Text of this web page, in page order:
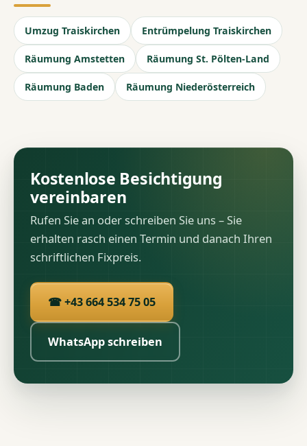
Umzug Traiskirchen Entrümpelung Traiskirchen
Räumung Amstetten Räumung St. Pölten-Land
Räumung Baden Räumung Niederösterreich
Kostenlose Besichtigung
vereinbaren
Rufen Sie an oder schreiben Sie uns – Sie
erhalten rasch einen Termin und danach Ihren
schriftlichen Fixpreis.
☎ +43 664 534 75 05
WhatsApp schreiben